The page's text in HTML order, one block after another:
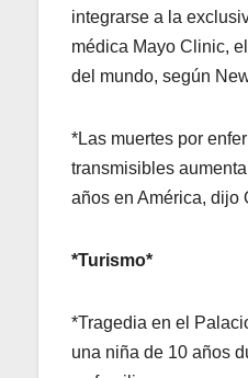
integrarse a la
médica Mayo Clinic,
del mundo, según
*Las muertes por
transmisibles
años en América, dijo
*Turismo*
*Tragedia en el
una niña de 10 años